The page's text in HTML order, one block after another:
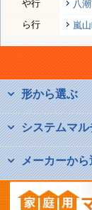
や行
八
ら行
嵐
形から選ぶ
システムマ
メーカーから